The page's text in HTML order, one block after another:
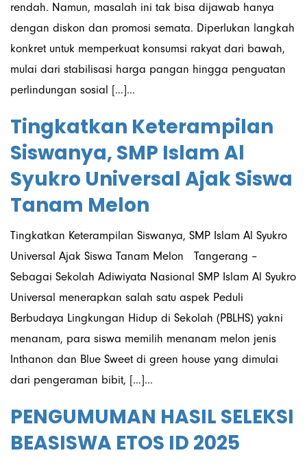
rendah. Namun, masalah ini tak bisa dijawab hanya
dengan diskon dan promosi semata. Diperlukan langkah
konkret untuk memperkuat konsumsi rakyat dari bawah,
mulai dari stabilisasi harga pangan hingga penguatan
perlindungan sosial […]...
Tingkatkan Keterampilan
Siswanya, SMP Islam Al
Syukro Universal Ajak Siswa
Tanam Melon
Tingkatkan Keterampilan Siswanya, SMP Islam Al Syukro
Universal Ajak Siswa Tanam Melon Tangerang –
Sebagai Sekolah Adiwiyata Nasional SMP Islam Al Syukro
Universal menerapkan salah satu aspek Peduli
Berbudaya Lingkungan Hidup di Sekolah (PBLHS) yakni
menanam, para siswa memilih menanam melon jenis
Inthanon dan Blue Sweet di green house yang dimulai
dari pengeraman bibit, […]...
PENGUMUMAN HASIL SELEKSI
BEASISWA ETOS ID 2025